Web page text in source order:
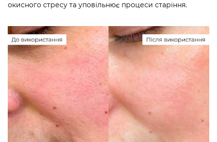
окисного стресу та уповільнює процеси старіння.